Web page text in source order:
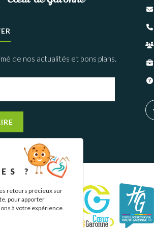
de nos actualités et bons plans.
?
retours précieux sur
pour apporter
à votre expérience.